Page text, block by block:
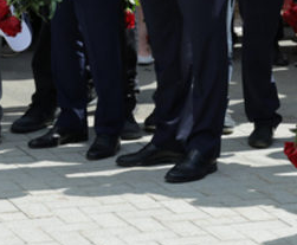
«Парковых
На
Олег
Дима